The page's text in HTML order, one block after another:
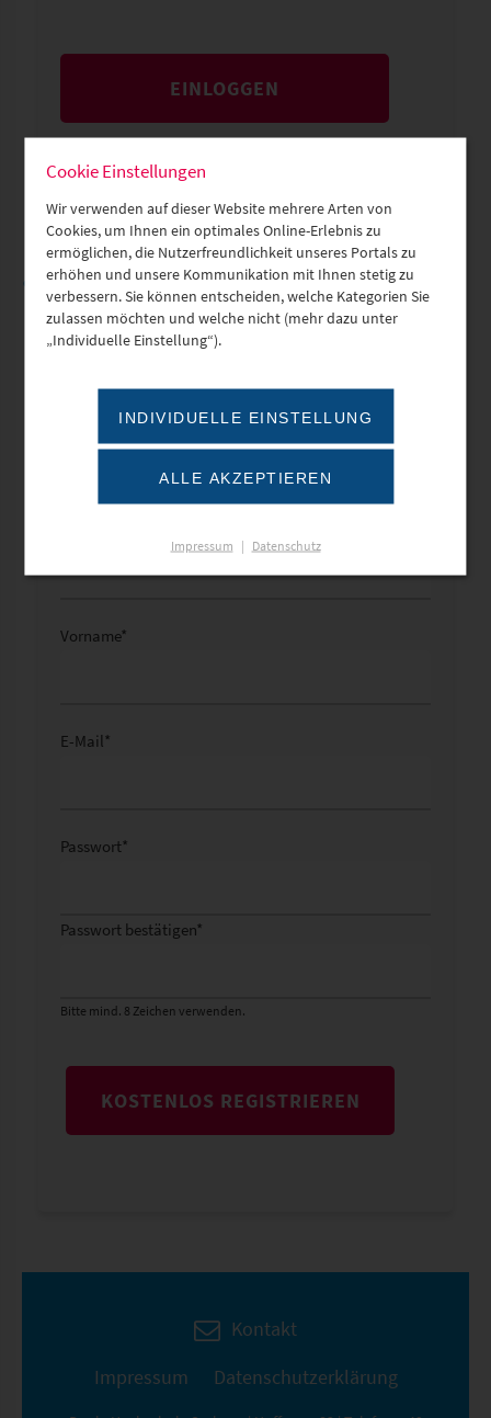
EINLOGGEN
oder
Neues Profil erstellen
Vorname*
E-Mail*
Passwort*
Passwort bestätigen*
Bitte mind. 8 Zeichen verwenden.
KOSTENLOS REGISTRIEREN
Kontakt
Impressum
Datenschutzerklärung
Cookie Einstellungen
Wir verwenden auf dieser Website mehrere Arten von
Cookies, um Ihnen ein optimales Online-Erlebnis zu
ermöglichen, die Nutzerfreundlichkeit unseres Portals zu
erhöhen und unsere Kommunikation mit Ihnen stetig zu
verbessern. Sie können entscheiden, welche Kategorien Sie
zulassen möchten und welche nicht (mehr dazu unter
„Individuelle Einstellung“).
INDIVIDUELLE EINSTELLUNG
ALLE AKZEPTIEREN
Impressum | Datenschutz